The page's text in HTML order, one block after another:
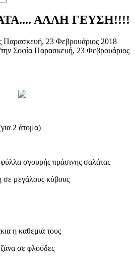
ΑΛΛΗ ΓΕΥΣΗ!!!!
Παρασκευή, 23 Φεβρουάριος 2018
Σοφία Παρασκευή, 23 Φεβρουάριος
2 άτομα)
σγουρής πράσινης σαλάτας
σε μεγάλους κύβους
η καθεμιά τους
σε φλούδες